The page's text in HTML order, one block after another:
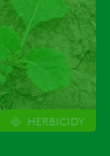
HERBICIDY